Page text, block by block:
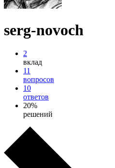
serg-novoch
2
вклад
11
вопросов
10
ответов
20%
решений